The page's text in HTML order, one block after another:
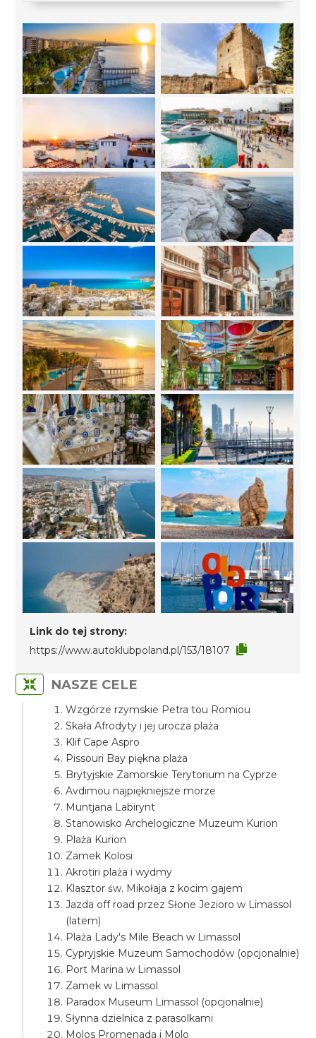
Link do tej strony:
https://www.autoklubpoland.pl/153/18107
NASZE CELE
Wzgórze rzymskie Petra tou Romiou
Skała Afrodyty i jej urocza plaża
Klif Cape Aspro
Pissouri Bay piękna plaża
Brytyjskie Zamorskie Terytorium na Cyprze
Avdimou najpiękniejsze morze
Muntjana Labirynt
Stanowisko Archelogiczne Muzeum Kurion
Plaża Kurion
Zamek Kolosi
Akrotiri plaża i wydmy
Klasztor św. Mikołaja z kocim gajem
Jazda off road przez Słone Jezioro w Limassol
(latem)
Plaża Lady's Mile Beach w Limassol
Cypryjskie Muzeum Samochodów (opcjonalnie)
Port Marina w Limassol
Zamek w Limassol
Paradox Museum Limassol (opcjonalnie)
Słynna dzielnica z parasolkami
Molos Promenada i Molo